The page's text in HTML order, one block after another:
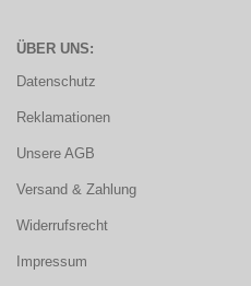
ÜBER UNS:
Datenschutz
Reklamationen
Unsere AGB
Versand & Zahlung
Widerrufsrecht
Impressum